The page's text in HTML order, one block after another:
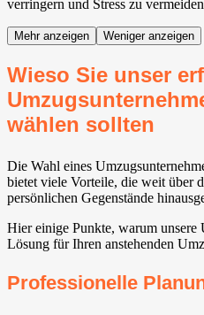
verringern und Stress zu
Mehr anzeigen Weniger anzeigen
Wieso Sie unser
wählen sollten
Die Wahl eines
bietet viele Vorteile, die weit über
persönlichen Gegenstände
Hier einige Punkte, warum unsere
Lösung für Ihren anstehenden
Professionelle